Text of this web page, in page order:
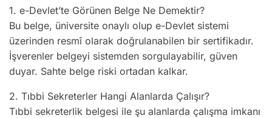
1. e-Devlet’te Görünen Belge Ne Demektir?
Bu belge, üniversite onaylı olup e-Devlet sistemi
üzerinden resmî olarak doğrulanabilen bir sertifikadır.
İşverenler belgeyi sistemden sorgulayabilir, güven
duyar. Sahte belge riski ortadan kalkar.
2. Tıbbi Sekreterler Hangi Alanlarda Çalışır?
Tıbbi sekreterlik belgesi ile şu alanlarda çalışma imkanı